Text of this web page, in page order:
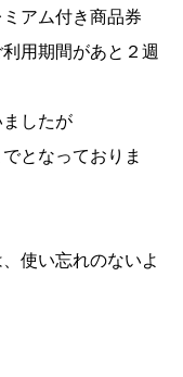
アム付き商品券
用期間があと２週
したが
となっておりま
使い忘れのないよ